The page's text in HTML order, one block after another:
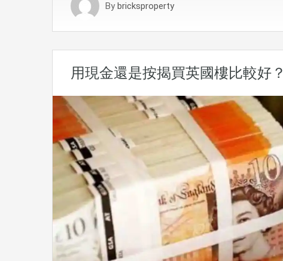
By bricksproperty
用現金還是按揭買英國樓比較好？